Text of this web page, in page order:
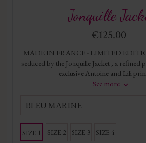
Jonquille
€125.00
MADE IN FRANCE - LIMITED
seduced by the Jonquille Jacket , a refined
exclusive Antoine and Lili
See more
BLEU MARINE
SIZE 1 SIZE 2 SIZE 3 SIZE 4